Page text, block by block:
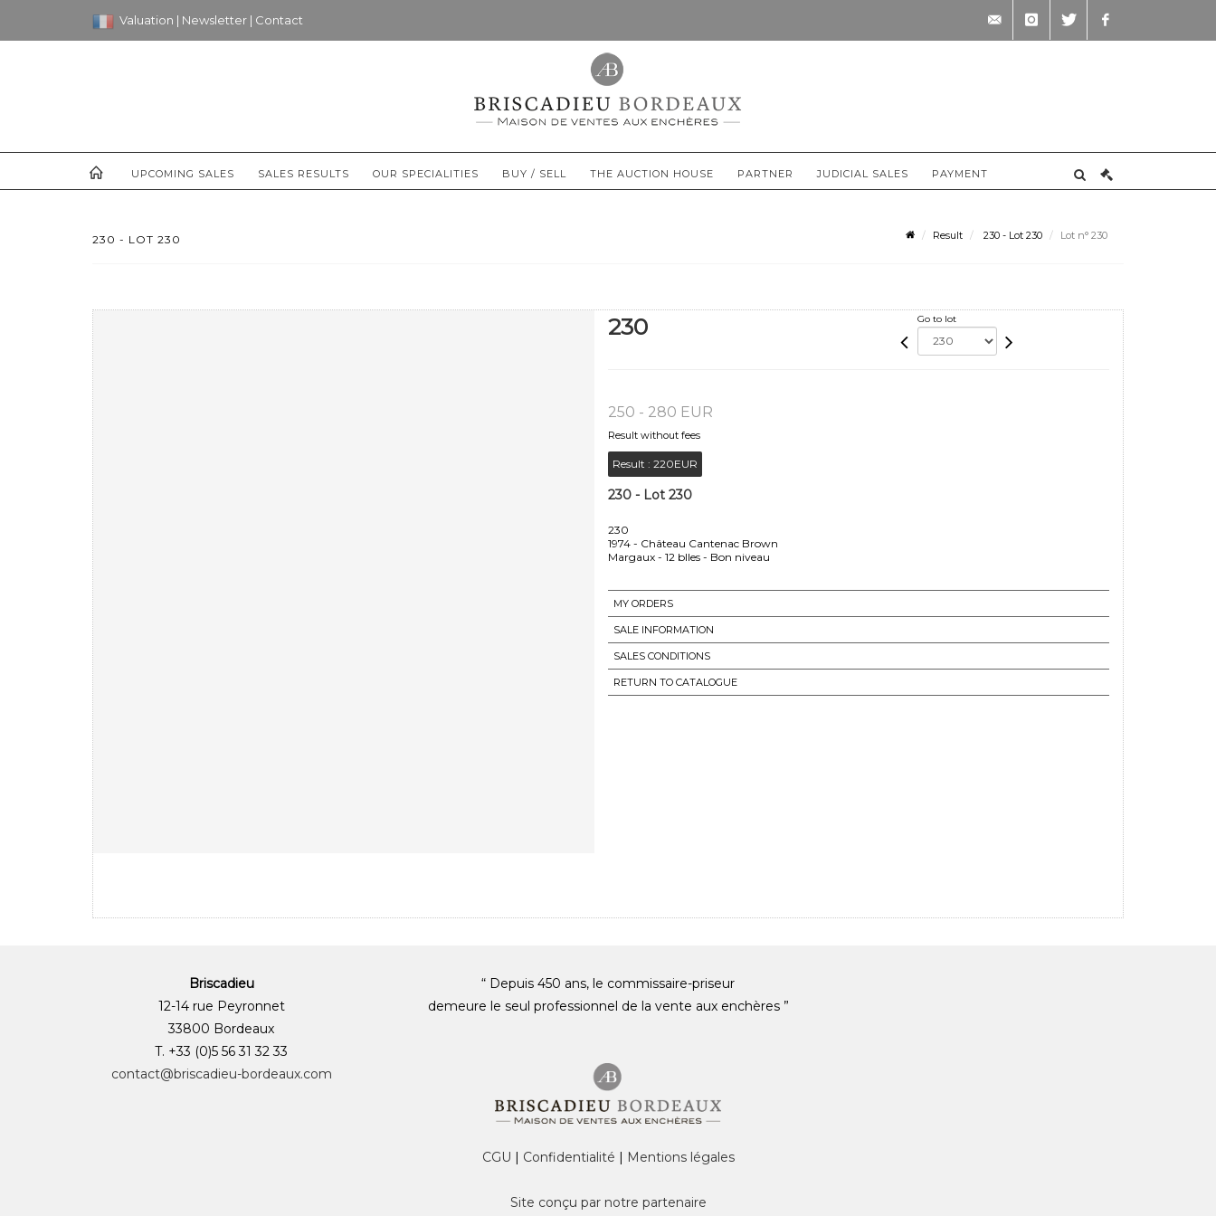
Valuation | Newsletter | Contact
UPCOMING SALES SALES RESULTS OUR SPECIALITIES BUY / SELL THE AUCTION HOUSE PARTNER JUDICIAL SALES PAYMENT
230 - LOT 230 Result 230 - Lot 230 Lot n° 230
230 Go to lot
250 - 280 EUR
Result without fees
Result : 220EUR
230 - Lot 230
230
1974 - Château Cantenac Brown
Margaux - 12 blles - Bon niveau
MY ORDERS
SALE INFORMATION
SALES CONDITIONS
RETURN TO CATALOGUE
Briscadieu
12-14 rue Peyronnet
33800 Bordeaux
T. +33 (0)5 56 31 32 33
contact@briscadieu-bordeaux.com
“ Depuis 450 ans, le commissaire-priseur
demeure le seul professionnel de la vente aux enchères ”
CGU | Confidentialité | Mentions légales
Site conçu par notre partenaire